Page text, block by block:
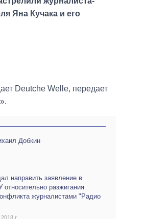
Яна Кучака и его
Deutche Welle, передает
Добкин
направить заявление в
относительно разжигания
журналистами "Радио
г.